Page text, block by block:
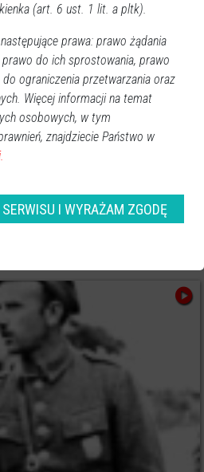
„Ostrołęka
Wyklętych”
(art. 6 ust. 1 lit. a pltk).
prawa: prawo żądania
do ich sprostowania, prawo
ograniczenia przetwarzania oraz
Więcej informacji na temat
osobowych, w tym
znajdziecie Państwo w
I WYRAŻAM ZGODĘ